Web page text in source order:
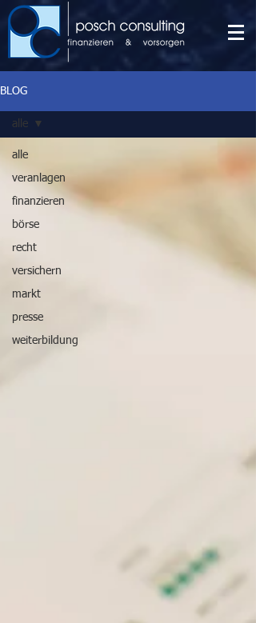
BLOG
alle
veranlagen
finanzieren
börse
recht
versichern
markt
presse
weiterbildung
alle